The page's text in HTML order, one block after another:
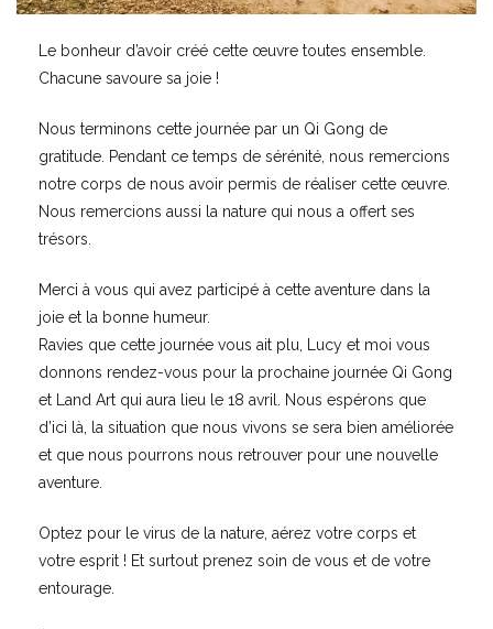
Le bonheur d’avoir créé cette œuvre toutes ensemble.
Chacune savoure sa joie !
Nous terminons cette journée par un Qi Gong de
gratitude. Pendant ce temps de sérénité, nous remercions
notre corps de nous avoir permis de réaliser cette œuvre.
Nous remercions aussi la nature qui nous a offert ses
trésors.
Merci à vous qui avez participé à cette aventure dans la
joie et la bonne humeur.
Ravies que cette journée vous ait plu, Lucy et moi vous
donnons rendez-vous pour la prochaine journée Qi Gong
et Land Art qui aura lieu le 18 avril. Nous espérons que
d’ici là, la situation que nous vivons se sera bien améliorée
et que nous pourrons nous retrouver pour une nouvelle
aventure.
Optez pour le virus de la nature, aérez votre corps et
votre esprit ! Et surtout prenez soin de vous et de votre
entourage.